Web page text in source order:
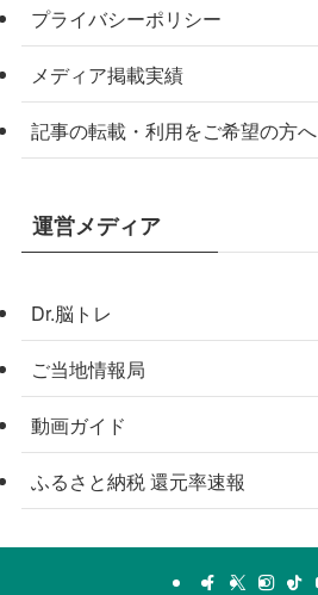
プライバシーポリシー
メディア掲載実績
記事の転載・利用をご希望の方へ
運営メディア
Dr.脳トレ
ご当地情報局
動画ガイド
ふるさと納税 還元率速報